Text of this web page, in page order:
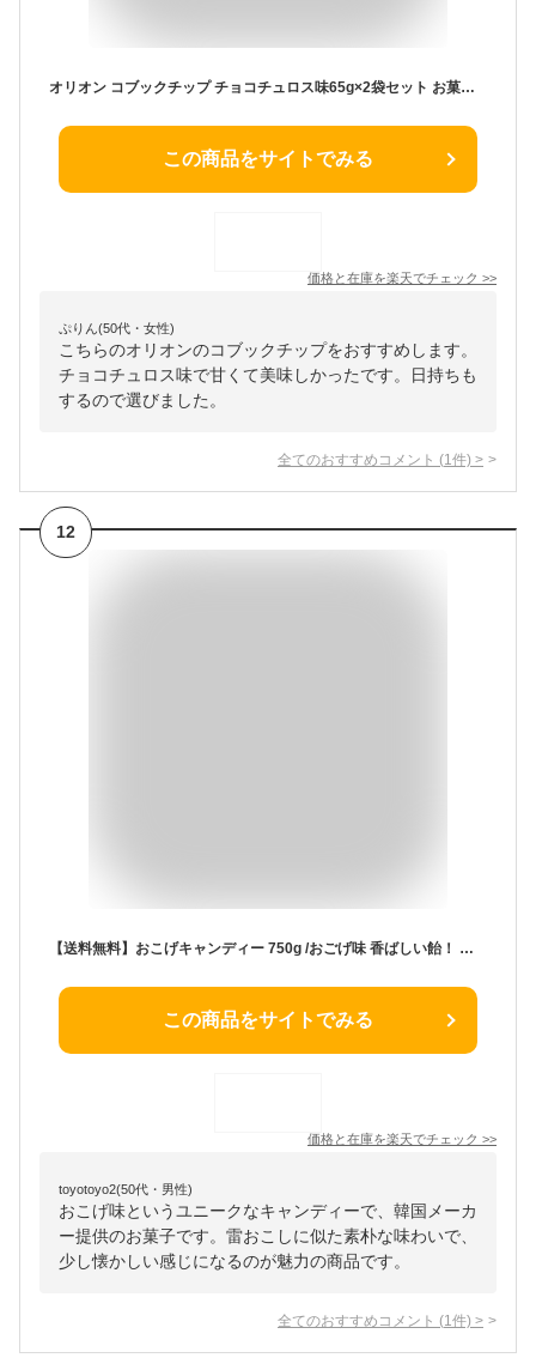
オリオン コブックチップ チョコチュロス味65g×2袋セット お菓子 チョコ チュロス 韓国食品 韓国菓子 コブックチップ/韓国お菓子
この商品をサイトでみる
価格と在庫を楽天でチェック >>
ぷりん(50代・女性)
こちらのオリオンのコブックチップをおすすめします。
チョコチュロス味で甘くて美味しかったです。日持ちも
するので選びました。
全てのおすすめコメント (1 件) >
12
【送料無料】おこげキャンディー 750g /おごげ味 香ばしい飴！ おこげキャンディー 韓国お菓子 韓国食品 おこげ飴
この商品をサイトでみる
価格と在庫を楽天でチェック >>
toyotoyo2(50代・男性)
おこげ味というユニークなキャンディーで、韓国メーカ
ー提供のお菓子です。雷おこしに似た素朴な味わいで、
少し懐かしい感じになるのが魅力の商品です。
全てのおすすめコメント (1 件) >